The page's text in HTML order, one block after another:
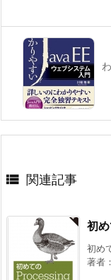
 関連記事
初
初め
著者